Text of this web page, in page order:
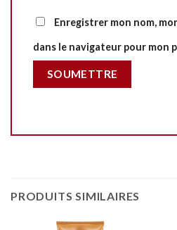
Enregistrer mon nom,
dans le navigateur pour mon
PRODUITS SIMILAIRES